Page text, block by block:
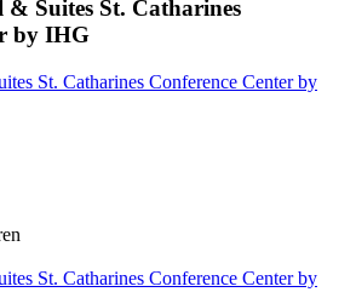
Suites St. Catharines
by IHG
St. Catharines Conference Center by
St. Catharines Conference Center by